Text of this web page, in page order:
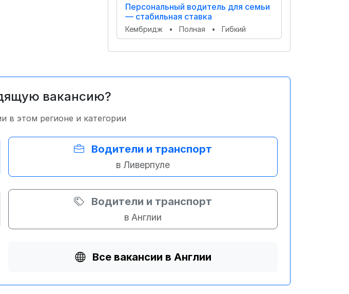
Персональный водитель для семьи
— стабильная ставка
Кембридж • Полная • Гибкий
вакансию?
в этом регионе и категории
Водители и транспорт
в Ливерпуле
Водители и транспорт
в Англии
Все вакансии в Англии